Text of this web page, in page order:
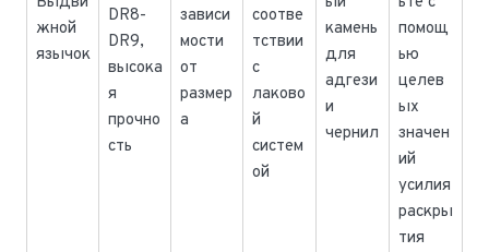
жной
язычок
DR8-
DR9,
высока
я
прочно
сть
зависи
мости
от
размер
а
соотве
тствии
с
лаково
й
систем
ой
камень
для
адгези
и
чернил
помощ
ью
целев
ых
значен
ий
усилия
раскры
тия